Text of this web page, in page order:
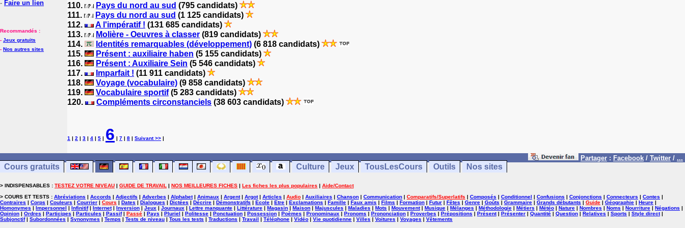
- Faire un lien
Recommandés :
- Jeux gratuits
- Nos autres sites
110. Pays du nord au sud (795 candidats)
111.
Pays du nord au sud (1 125 candidats)
112.
A l'impératif ! (131 685 candidats)
113.
Molière - Oeuvres à classer (819 candidats)
114.
Identités remarquables (développement) (6 818 candidats)
115.
Présent : auxiliaire haben (5 155 candidats)
116.
Présent : Auxiliaire Sein (5 546 candidats)
117.
Imparfait ! (11 911 candidats)
118.
Voyage (vocabulaire) (9 858 candidats)
119.
Vocabulaire sportif(5 283 candidats)
120.
Compléments circonstanciels (38 603 candidats)
1 | 2 | 3 | 4 | 5 | 6 | 7 | 8 | Suivant >> |
Partager : Facebook / Twitter / ...
Cours gratuits Culture Jeux TousLesCours Outils Nos sites
> INDISPENSABLES : TESTEZ VOTRE NIVEAU | GUIDE DE TRAVAIL | NOS MEILLEURES FICHES | Les fiches les plus populaires | Aide/Contact
> COURS ET TESTS : Abréviations | Accords | Adjectifs | Adverbes | Alphabet| Animaux | Argent| Argot| Articles | Audio | Auxiliaires | Chanson | Communication | Comparatifs/Superlatifs | Composés | Conditionnel | Confusions | Conjonctions | Connecteurs | Contes |
Contraires | Corps | Couleurs | Courrier | Cours | Dates | Dialogues | Dictées | Décrire | Démonstratifs | Ecole | Etre | Exclamations | Famille | Faux amis | Films | Formation | Futur | Fêtes | Genre | Goûts | Grammaire | Grands débutants | Guide | Géographie | Heure |
Homonymes | Impersonnel | Infinitif| Internet| Inversion | Jeux | Journaux | Lettre manquante | Littérature | Magasin | Maison | Majuscules | Maladies | Mots | Mouvement| Musique | Mélanges | Méthodologie | Métiers | Météo | Nature | Nombres | Noms | Nourriture | Négations |
Opinion | Ordres | Participes | Particules | Passif| Passé | Pays | Pluriel | Politesse | Ponctuation | Possession | Poèmes | Pronominaux | Pronoms | Prononciation | Proverbes | Prépositions | Présent| Présenter | Quantité | Question | Relatives | Sports | Style direct|
Subjonctif| Subordonnées | Synonymes | Temps | Tests de niveau | Tous les tests | Traductions | Travail | Téléphone | Vidéo | Vie quotidienne | Villes | Voitures | Voyages | Vêtements